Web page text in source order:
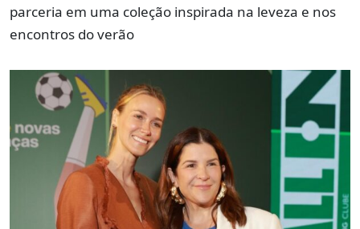
parceria em uma coleção inspirada na leveza e nos
encontros do verão